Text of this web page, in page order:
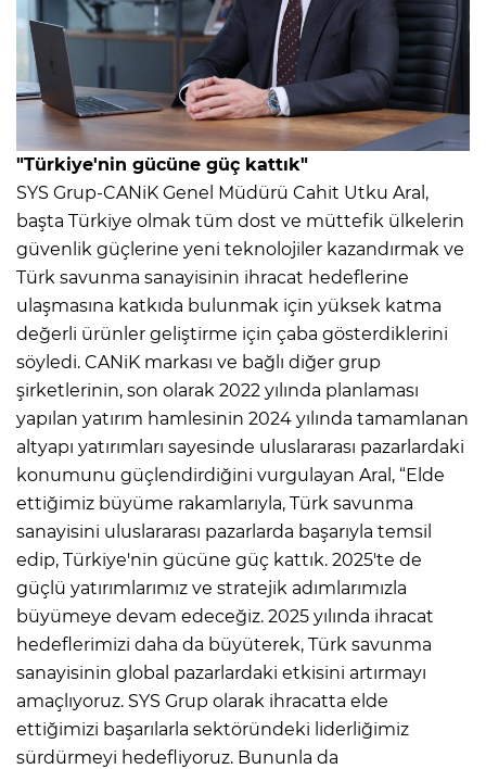
"Türkiye'nin gücüne güç kattık"
SYS Grup-CANiK Genel Müdürü Cahit Utku Aral,
başta Türkiye olmak tüm dost ve müttefik ülkelerin
güvenlik güçlerine yeni teknolojiler kazandırmak ve
Türk savunma sanayisinin ihracat hedeflerine
ulaşmasına katkıda bulunmak için yüksek katma
değerli ürünler geliştirme için çaba gösterdiklerini
söyledi. CANiK markası ve bağlı diğer grup
şirketlerinin, son olarak 2022 yılında planlaması
yapılan yatırım hamlesinin 2024 yılında tamamlanan
altyapı yatırımları sayesinde uluslararası pazarlardaki
konumunu güçlendirdiğini vurgulayan Aral, “Elde
ettiğimiz büyüme rakamlarıyla, Türk savunma
sanayisini uluslararası pazarlarda başarıyla temsil
edip, Türkiye'nin gücüne güç kattık. 2025'te de
güçlü yatırımlarımız ve stratejik adımlarımızla
büyümeye devam edeceğiz. 2025 yılında ihracat
hedeflerimizi daha da büyüterek, Türk savunma
sanayisinin global pazarlardaki etkisini artırmayı
amaçlıyoruz. SYS Grup olarak ihracatta elde
ettiğimizi başarılarla sektöründeki liderliğimiz
sürdürmeyi hedefliyoruz. Bununla da